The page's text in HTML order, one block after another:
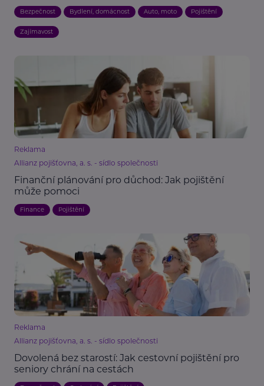
Bezpečnost Bydlení, domácnost Auto, moto Pojištění
Zajímavost
Reklama
Allianz pojišťovna, a. s. - sídlo společnosti
Finanční plánování pro důchod: Jak pojištění
může pomoci
Finance Pojištění
Reklama
Allianz pojišťovna, a. s. - sídlo společnosti
Dovolená bez starostí: Jak cestovní pojištění pro
seniory chrání na cestách